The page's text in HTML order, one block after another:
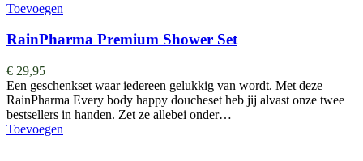
Toevoegen
RainPharma Premium Shower Set
€ 29,95
Een geschenkset waar iedereen gelukkig van wordt. Met deze
RainPharma Every body happy doucheset heb jij alvast onze twee
bestsellers in handen. Zet ze allebei onder…
Toevoegen